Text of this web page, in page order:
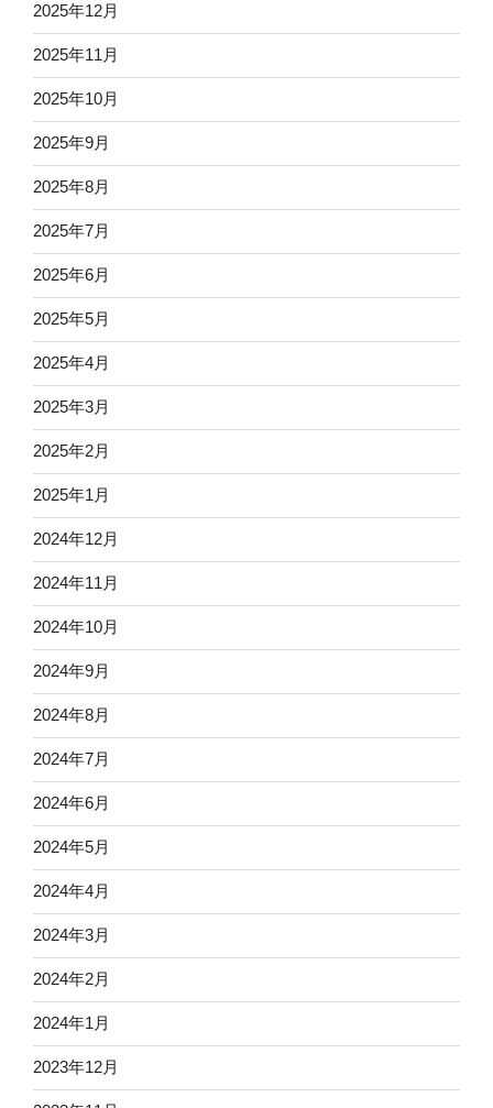
2025年12月
2025年11月
2025年10月
2025年9月
2025年8月
2025年7月
2025年6月
2025年5月
2025年4月
2025年3月
2025年2月
2025年1月
2024年12月
2024年11月
2024年10月
2024年9月
2024年8月
2024年7月
2024年6月
2024年5月
2024年4月
2024年3月
2024年2月
2024年1月
2023年12月